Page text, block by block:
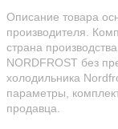
Описание товара
производителя.
страна
NORDFROST без
холодильника
параметры,
продавца.